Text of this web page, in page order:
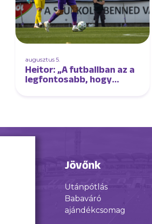
augusztus 5.
Heitor: „A futballban az a
legfontosabb, hogy
Jövőnk
Utánpótlás
Babaváró
ajándékcsomag